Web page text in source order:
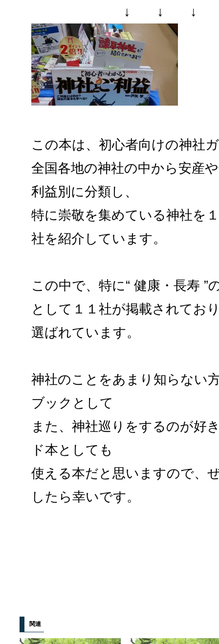
↓ ↓ ↓
この本は、初心者向けの神社
全国各地の神社の中から安産
利益別に分類し、
特に崇敬を集めている神社を
社を紹介しています。
この中で、特に“ 健康・長寿 ”
として１１社が掲載されてお
選ばれています。
神社のことをあまり知らない
ブックとして
また、神社巡りをするのが好
ド本としても
使える本だと思いますので、
したら幸いです。
関連